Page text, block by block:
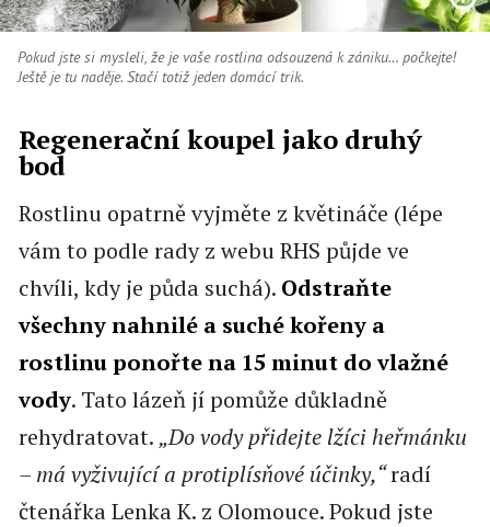
Pokud jste si mysleli, že je vaše rostlina odsouzená k zániku… počkejte!
Ještě je tu naděje. Stačí totiž jeden domácí trik.
Regenerační koupel jako druhý
bod
Rostlinu opatrně vyjměte z květináče (lépe
vám to podle rady z webu RHS půjde ve
chvíli, kdy je půda suchá). Odstraňte
všechny nahnilé a suché kořeny a
rostlinu ponořte na 15 minut do vlažné
vody. Tato lázeň jí pomůže důkladně
rehydratovat. „Do vody přidejte lžíci heřmánku
– má vyživující a protiplísňové účinky,“radí
čtenářka Lenka K. z Olomouce. Pokud jste